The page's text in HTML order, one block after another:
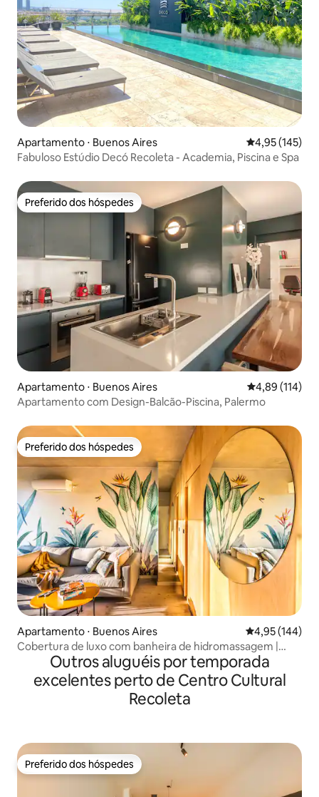
Apartamento ⋅ Buenos Aires 4,95 de uma
4,95 (145)
Fabuloso Estúdio Decó Recoleta - Academia, Piscina e Spa
Preferido dos hóspedes
Preferido dos hóspedes
Apartamento ⋅ Buenos Aires 4,89 de uma
4,89 (114)
Apartamento com Design-Balcão-Piscina, Palermo
Preferido dos hóspedes
Preferido dos hóspedes
Apartamento ⋅ Buenos Aires 4,95 de uma
4,95 (144)
Cobertura de luxo com banheira de hidromassagem |
Palermo Hollywood
Outros aluguéis por temporada
excelentes perto de Centro Cultural
Recoleta
Preferido dos hóspedes
Preferido dos hóspedes